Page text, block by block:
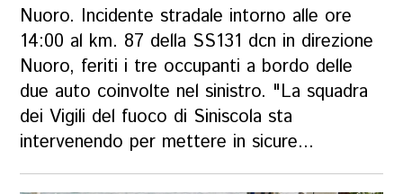
Nuoro. Incidente stradale intorno alle ore
14:00 al km. 87 della SS131 dcn in direzione
Nuoro, feriti i tre occupanti a bordo delle
due auto coinvolte nel sinistro. "La squadra
dei Vigili del fuoco di Siniscola sta
intervenendo per mettere in sicure...